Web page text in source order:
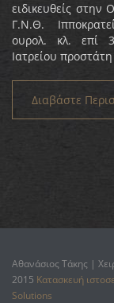
ειδικευθείς στην
Γ.Ν.Θ.
ουρολ. κλ. επί
Ιατρείου
Διαβάστε
Αθανάσιος Τάκης |
2015 Κατασκευή
Solutions